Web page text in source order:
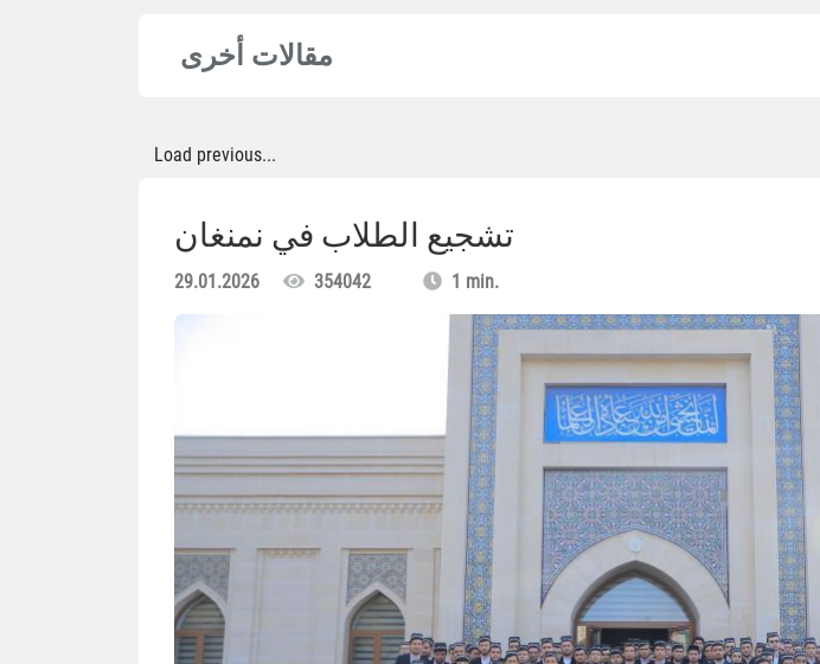
مقالات أخرى
Load previous...
تشجيع الطلاب في نمنغان
29.01.2026 354042 1 min.